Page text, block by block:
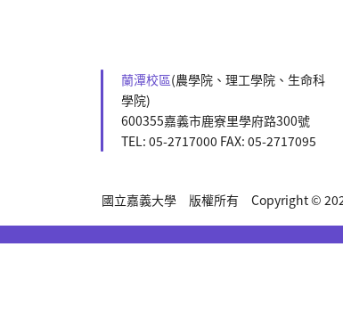
蘭潭校區(農學院、理工學院、生命科
學院)
600355嘉義市鹿寮里學府路300號
TEL: 05-2717000 FAX: 05-2717095
國立嘉義大學 版權所有 Copyright ©